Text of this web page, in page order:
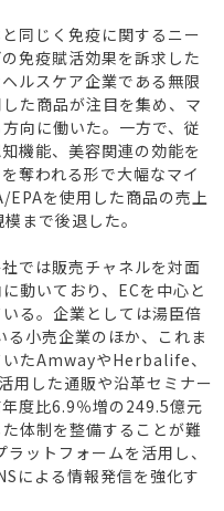
同じく免疫に関するニー
免疫賦活効果を訴求した
ルスケア企業である無限
た商品が注目を集め、マ
向に働いた。一方で、従
機能、美容関連の効能を
奪われる形で大幅なマイ
EPAを使用した商品の売上
まで後退した。
では販売チャネルを対面
動いており、ECを中心と
る。企業としては湯臣倍
小売企業のほか、これま
たAmwayやHerbalife、
用した通販や沿革セミナー
度比6.9％増の249.5億元
体制を整備することが難
ットフォームを活用し、
による情報発信を強化す